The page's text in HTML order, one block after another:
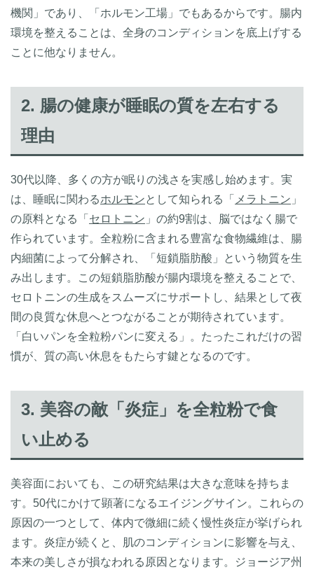
機関」であり、「ホルモン工場」でもあるからです。腸内
環境を整えることは、全身のコンディションを底上げする
ことに他なりません。
2. 腸の健康が睡眠の質を左右する
理由
30代以降、多くの方が眠りの浅さを実感し始めます。実
は、睡眠に関わるホルモンとして知られる「 メラトニン 」
の原料となる「 セロトニン 」の約9割は、脳ではなく腸で
作られています。全粒粉に含まれる豊富な食物繊維は、腸
内細菌によって分解され、「短鎖脂肪酸」という物質を生
み出します。この短鎖脂肪酸が腸内環境を整えることで、
セロトニンの生成をスムーズにサポートし、結果として夜
間の良質な休息へとつながることが期待されています。
「白いパンを全粒粉パンに変える」。たったこれだけの習
慣が、質の高い休息をもたらす鍵となるのです。
3. 美容の敵「炎症」を全粒粉で食
い止める
美容面においても、この研究結果は大きな意味を持ちま
す。50代にかけて顕著になるエイジングサイン。これらの
原因の一つとして、体内で微細に続く慢性炎症が挙げられ
ます。炎症が続くと、肌のコンディションに影響を与え、
本来の美しさが損なわれる原因となります。ジョージア州